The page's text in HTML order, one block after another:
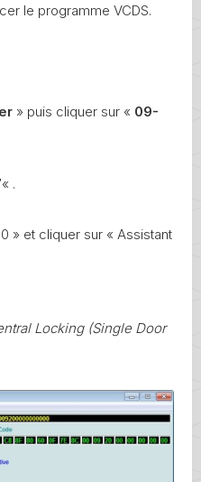
le programme VCDS.
» puis cliquer sur « 09-
« .
» et cliquer sur « Assistant
Locking (Single Door